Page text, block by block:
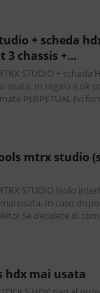
3 chassis +
STUDIO + scheda
usata. In regalo iLok
PERPETUAL (vi
STUDIO (solo
dispongo di
i
hdx mai usata